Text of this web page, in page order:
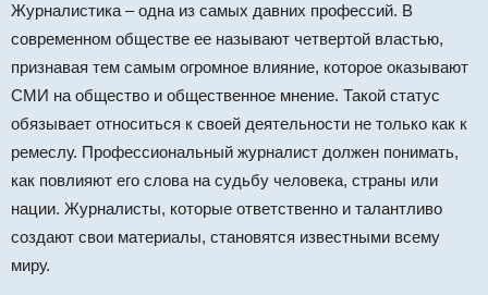
Журналистика – одна из самых давних профессий. В
современном обществе ее называют четвертой властью,
признавая тем самым огромное влияние, которое оказывают
СМИ на общество и общественное мнение. Такой статус
обязывает относиться к своей деятельности не только как к
ремеслу. Профессиональный журналист должен понимать,
как повлияют его слова на судьбу человека, страны или
нации. Журналисты, которые ответственно и талантливо
создают свои материалы, становятся известными всему
миру.